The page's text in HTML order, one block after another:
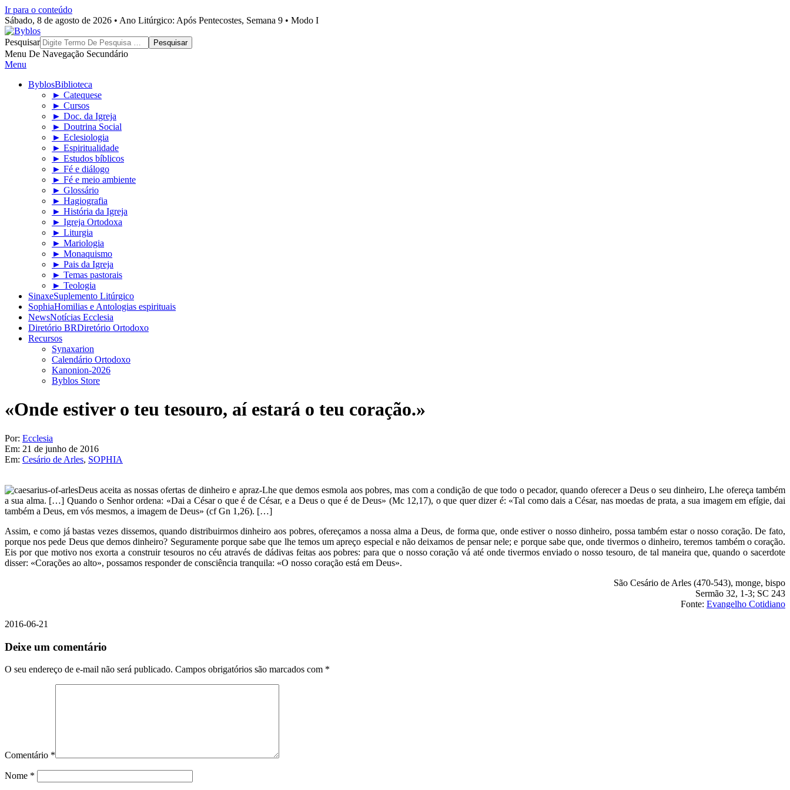
Ir para o conteúdo
Sábado, 8 de agosto de 2026 • Ano Litúrgico: Após Pentecostes, Semana 9 • Modo I
Byblos
Pesquisar
Menu De Navegação Secundário
Menu
ByblosBiblioteca
► Catequese
► Cursos
► Doc. da Igreja
► Doutrina Social
► Eclesiologia
► Espiritualidade
► Estudos bíblicos
► Fé e diálogo
► Fé e meio ambiente
► Glossário
► Hagiografia
► História da Igreja
► Igreja Ortodoxa
► Liturgia
► Mariologia
► Monaquismo
► Pais da Igreja
► Temas pastorais
► Teologia
SinaxeSuplemento Litúrgico
SophiaHomilias e Antologias espirituais
NewsNotícias Ecclesia
Diretório BRDiretório Ortodoxo
Recursos
Synaxarion
Calendário Ortodoxo
Kanonion-2026
Byblos Store
«Onde estiver o teu tesouro, aí estará o teu coração.»
Por: Ecclesia
Em: 21 de junho de 2016
Em: Cesário de Arles, SOPHIA
Deus aceita as nossas ofertas de dinheiro e apraz-Lhe que demos esmola aos pobres, mas com a condição de que todo o pecador, quando oferecer a Deus o seu dinheiro, Lhe ofereça também
a sua alma. […] Quando o Senhor ordena: «Dai a César o que é de César, e a Deus o que é de Deus» (Mc 12,17), o que quer dizer é: «Tal como dais a César, nas moedas de prata, a sua imagem em efígie, dai
também a Deus, em vós mesmos, a imagem de Deus» (cf Gn 1,26). […]
Assim, e como já bastas vezes dissemos, quando distribuirmos dinheiro aos pobres, ofereçamos a nossa alma a Deus, de forma que, onde estiver o nosso dinheiro, possa também estar o nosso coração. De fato,
porque nos pede Deus que demos dinheiro? Seguramente porque sabe que lhe temos um apreço especial e não deixamos de pensar nele; e porque sabe que, onde tivermos o dinheiro, teremos também o coração.
Eis por que motivo nos exorta a construir tesouros no céu através de dádivas feitas aos pobres: para que o nosso coração vá até onde tivermos enviado o nosso tesouro, de tal maneira que, quando o sacerdote
disser: «Corações ao alto», possamos responder de consciência tranquila: «O nosso coração está em Deus».
São Cesário de Arles (470-543), monge, bispo
Sermão 32, 1-3; SC 243
Fonte: Evangelho Cotidiano
2016-06-21
Deixe um comentário
O seu endereço de e-mail não será publicado. Campos obrigatórios são marcados com *
Comentário *
Nome *